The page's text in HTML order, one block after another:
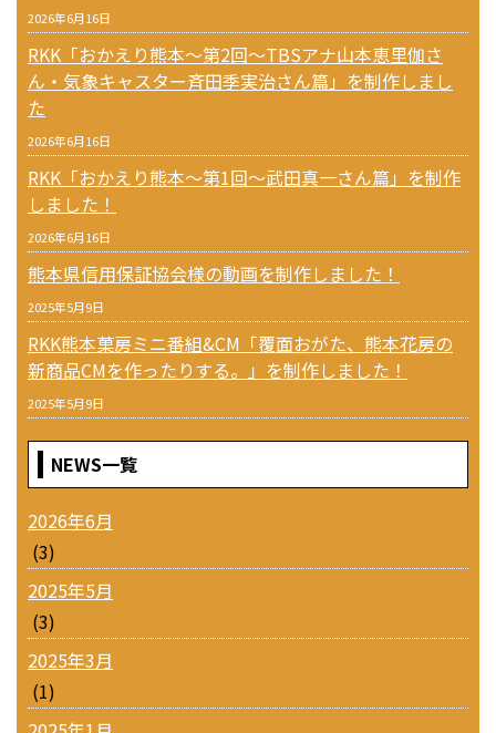
2026年6月16日
RKK「おかえり熊本〜第2回〜TBSアナ山本恵里伽さ
ん・気象キャスター斉田季実治さん篇」を制作しまし
た
2026年6月16日
RKK「おかえり熊本〜第1回〜武田真一さん篇」を制作
しました！
2026年6月16日
熊本県信用保証協会様の動画を制作しました！
2025年5月9日
RKK熊本菓房ミニ番組&CM「覆面おがた、熊本花房の
新商品CMを作ったりする。」を制作しました！
2025年5月9日
NEWS一覧
2026年6月
(3)
2025年5月
(3)
2025年3月
(1)